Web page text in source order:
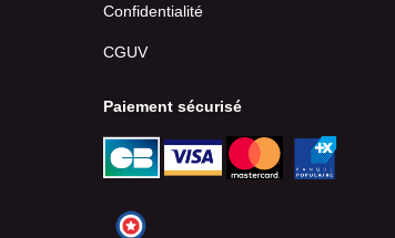
Confidentialité
CGUV
Paiement sécurisé